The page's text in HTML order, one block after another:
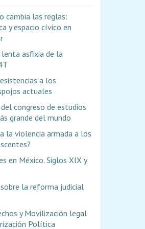
cambia las reglas:
y espacio cívico en
asfixia de la
a los
actuales
congreso de estudios
grande del mundo
la violencia armada a los
en México. Siglos XIX y
la reforma judicial
y Movilización legal
Política